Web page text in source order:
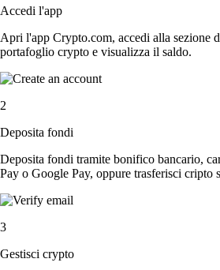
Accedi l'app
Apri l'app Crypto.com, accedi alla sezione
portafoglio crypto e visualizza il saldo.
2
Deposita fondi
Deposita fondi tramite bonifico bancario,
Pay o Google Pay, oppure trasferisci cripto
3
Gestisci crypto